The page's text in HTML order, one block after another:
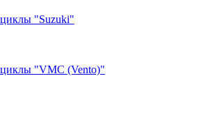
"Suzuki"
"VMC (Vento)"